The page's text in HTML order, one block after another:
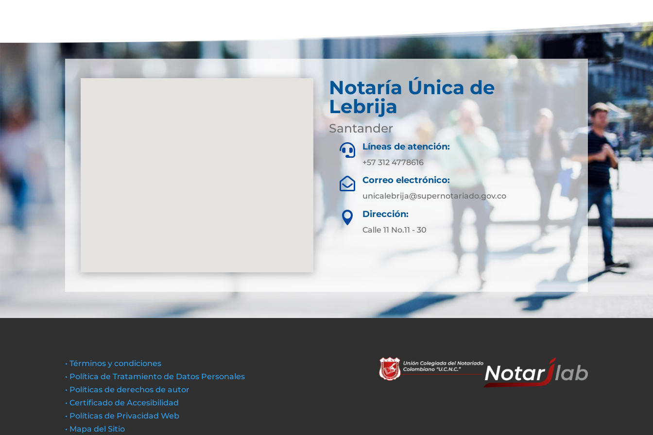
Notaría Única de
Lebrija
Santander
 Líneas de atención:
+57 312 4778616
 Correo electrónico:
unicalebrija@supernotariado.gov.co
 Dirección:
Calle 11 No.11 - 30
• Términos y condiciones
• Política de Tratamiento de Datos Personales
• Políticas de derechos de autor
• Certificado de Accesibilidad
• Políticas de Privacidad Web
• Mapa del Sitio